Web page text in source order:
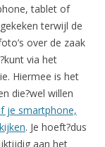
tablet of
terwijl de
over de zaak
via het
Hiermee is het
die?wel willen
je smartphone,
. Je hoeft?dus
aan het